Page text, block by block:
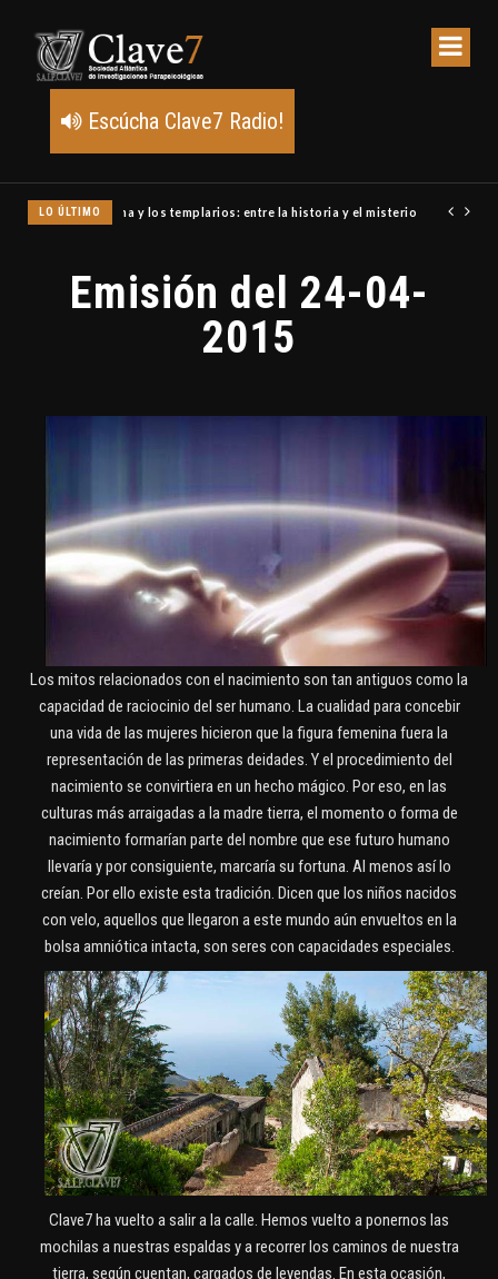
Escúcha Clave7 Radio!
LO ÚLTIMO Un meteoro explota sobre Estados Unidos y abre la pista
Emisión del 24-04-
2015
Los mitos relacionados con el nacimiento son tan antiguos como la
capacidad de raciocinio del ser humano. La cualidad para concebir
una vida de las mujeres hicieron que la figura femenina fuera la
representación de las primeras deidades. Y el procedimiento del
nacimiento se convirtiera en un hecho mágico. Por eso, en las
culturas más arraigadas a la madre tierra, el momento o forma de
nacimiento formarían parte del nombre que ese futuro humano
llevaría y por consiguiente, marcaría su fortuna. Al menos así lo
creían. Por ello existe esta tradición. Dicen que los niños nacidos
con velo, aquellos que llegaron a este mundo aún envueltos en la
bolsa amniótica intacta, son seres con capacidades especiales.
Clave7 ha vuelto a salir a la calle. Hemos vuelto a ponernos las
mochilas a nuestras espaldas y a recorrer los caminos de nuestra
tierra, según cuentan, cargados de leyendas. En esta ocasión,